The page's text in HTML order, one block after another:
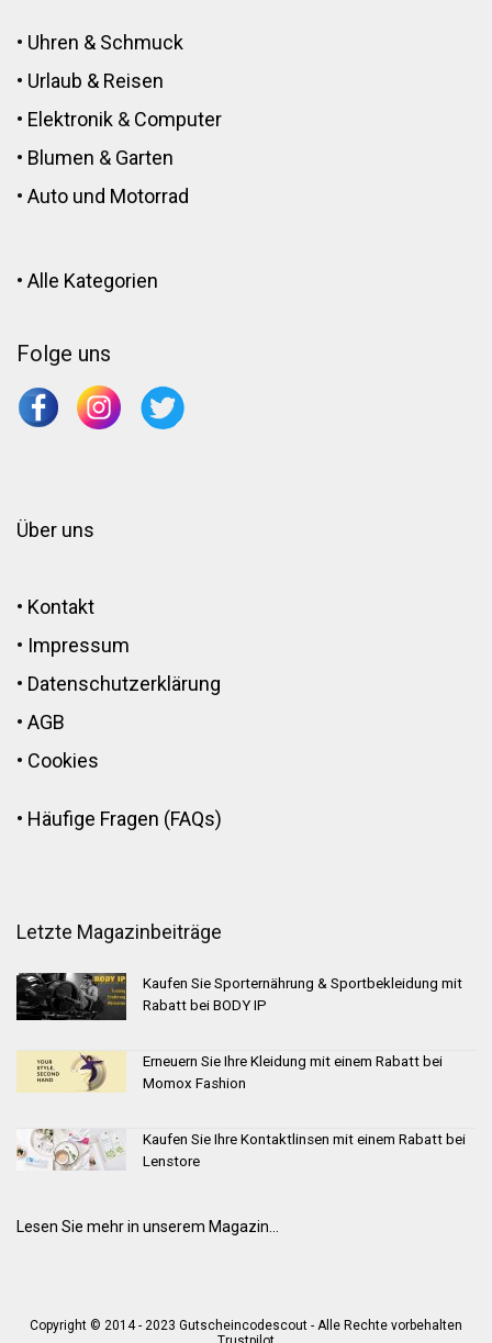
• Uhren & Schmuck
• Urlaub & Reisen
• Elektronik & Computer
• Blumen & Garten
• Auto und Motorrad
• Alle Kategorien
Folge uns
Über uns
• Kontakt
• Impressum
• Datenschutzerklärung
• AGB
• Cookies
• Häufige Fragen (FAQs)
Letzte Magazinbeiträge
Kaufen Sie Sporternährung & Sportbekleidung mit
Rabatt bei BODY IP
Erneuern Sie Ihre Kleidung mit einem Rabatt bei
Momox Fashion
Kaufen Sie Ihre Kontaktlinsen mit einem Rabatt bei
Lenstore
Lesen Sie mehr in unserem Magazin...
Copyright © 2014 - 2023 Gutscheincodescout - Alle Rechte vorbehalten